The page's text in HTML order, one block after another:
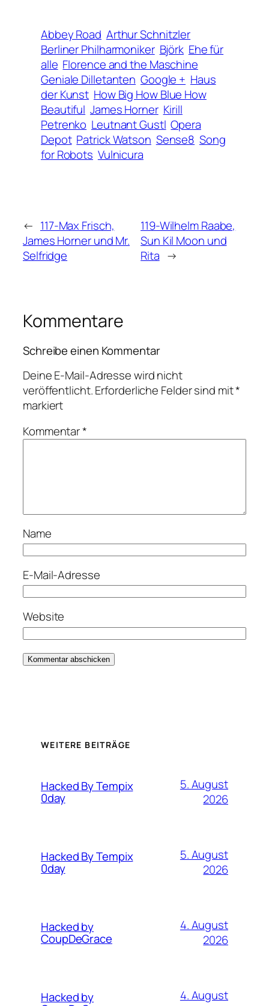
Abbey Road Arthur Schnitzler
Berliner Philharmoniker Björk Ehe für
alle Florence and the Maschine
Geniale Dilletanten Google + Haus
der Kunst How Big How Blue How
Beautiful James Horner Kirill
Petrenko Leutnant Gustl Opera
Depot Patrick Watson Sense8 Song
for Robots Vulnicura
← 117-Max Frisch,
James Horner und Mr.
Selfridge
119-Wilhelm Raabe,
Sun Kil Moon und
Rita →
Kommentare
Schreibe einen Kommentar
Deine E-Mail-Adresse wird nicht
veröffentlicht.Erforderliche Felder sind mit*
markiert
Kommentar*
Name
E-Mail-Adresse
Website
WEITERE BEITRÄGE
Hacked By Tempix
0day
5. August
2026
Hacked By Tempix
0day
5. August
2026
Hacked by
CoupDeGrace
4. August
2026
Hacked by
4. August